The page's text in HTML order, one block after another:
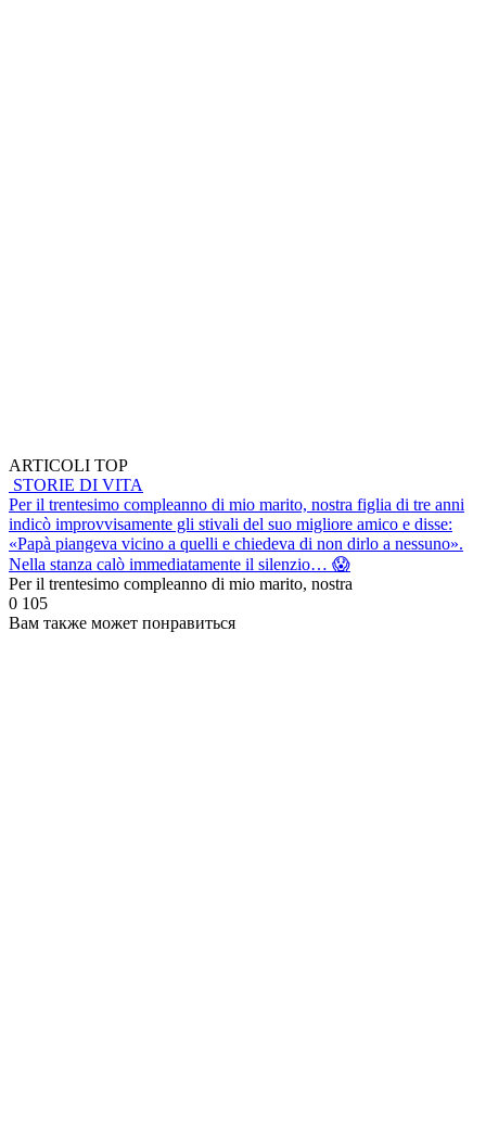
ARTICOLI TOP
STORIE DI VITA
Per il trentesimo compleanno di mio marito, nostra figlia di tre anni
indicò improvvisamente gli stivali del suo migliore amico e disse:
«Papà piangeva vicino a quelli e chiedeva di non dirlo a nessuno».
Nella stanza calò immediatamente il silenzio… 😱
Per il trentesimo compleanno di mio marito, nostra
0 105
Вам также может понравиться